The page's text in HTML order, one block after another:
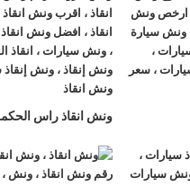
ونش الانقاذ
وذلك إلى جانب
الهرم
أو علي الطرق الرئيسية
ما يسمح بسرعة وصول
ونش انقاذ
ونش انقاذ راس